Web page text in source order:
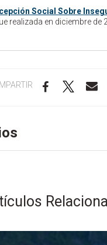
Social Sobre
realizada en diciembre de